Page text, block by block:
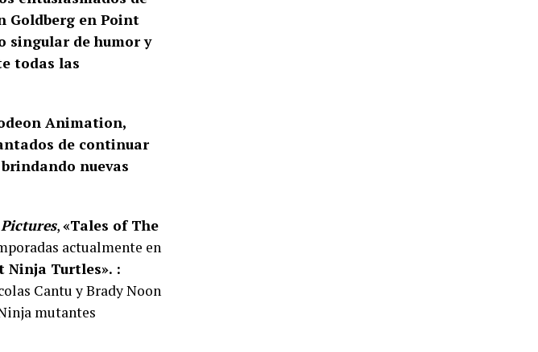
Goldberg en Point
singular de humor y
todas las
Animation,
de continuar
nuevas
,«Tales of The
actualmente en
Ninja Turtles». :
Cantu y Brady Noon
mutantes